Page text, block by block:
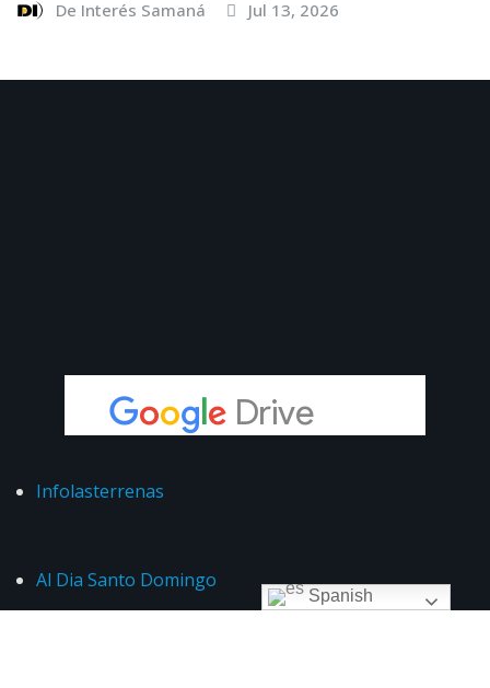
De Interés Samaná Jul 13, 2026
Infolasterrenas
Al Dia Santo Domingo
Spanish